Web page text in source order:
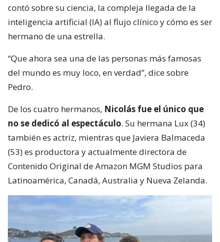
contó sobre su ciencia, la compleja llegada de la
inteligencia artificial (IA) al flujo clínico y cómo es ser
hermano de una estrella.
“Que ahora sea una de las personas más famosas
del mundo es muy loco, en verdad”, dice sobre
Pedro.
De los cuatro hermanos, Nicolás fue el único que
no se dedicó al espectáculo. Su hermana Lux (34)
también es actriz, mientras que Javiera Balmaceda
(53) es productora y actualmente directora de
Contenido Original de Amazon MGM Studios para
Latinoamérica, Canadá, Australia y Nueva Zelanda.